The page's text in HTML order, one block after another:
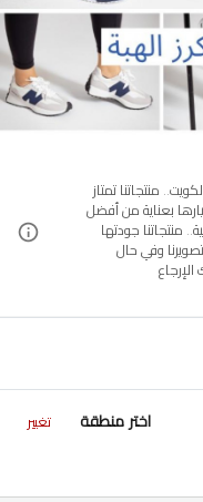
منتجاتنا تمتاز
بعناية من أفضل
منتجاتنا جودتها
وفي حال
اختر منطقة تغيير